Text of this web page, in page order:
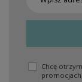
Chcę